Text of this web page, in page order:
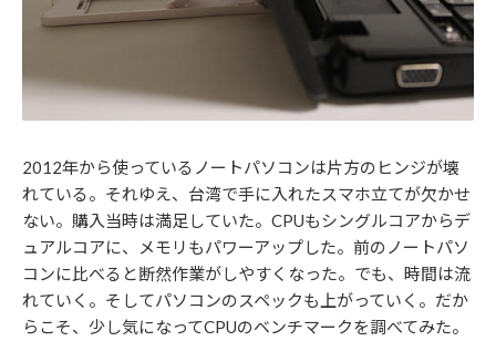
2012年から使っているノートパソコンは片方のヒンジが壊
れている。それゆえ、台湾で手に入れたスマホ立てが欠かせ
ない。購入当時は満足していた。CPUもシングルコアからデ
ュアルコアに、メモリもパワーアップした。前のノートパソ
コンに比べると断然作業がしやすくなった。でも、時間は流
れていく。そしてパソコンのスペックも上がっていく。だか
らこそ、少し気になってCPUのベンチマークを調べてみた。